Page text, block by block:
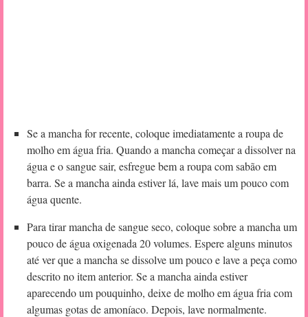
Se a mancha for recente, coloque imediatamente a roupa de
molho em água fria. Quando a mancha começar a dissolver na
água e o sangue sair, esfregue bem a roupa com sabão em
barra. Se a mancha ainda estiver lá, lave mais um pouco com
água quente.
Para tirar mancha de sangue seco, coloque sobre a mancha um
pouco de água oxigenada 20 volumes. Espere alguns minutos
até ver que a mancha se dissolve um pouco e lave a peça como
descrito no item anterior. Se a mancha ainda estiver
aparecendo um pouquinho, deixe de molho em água fria com
algumas gotas de amoníaco. Depois, lave normalmente.